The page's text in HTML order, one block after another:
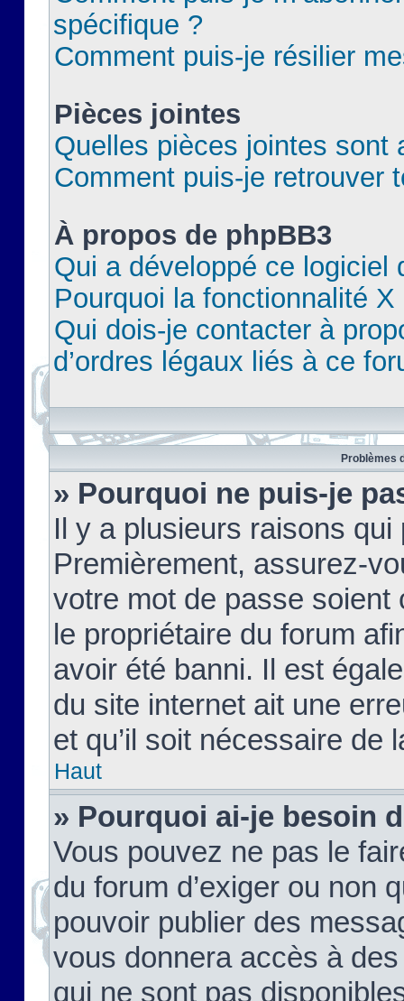
spécifique ?
Comment puis-je résilier
Pièces jointes
Quelles pièces jointes sont
Comment puis-je retrouver
À propos de phpBB3
Qui a développé ce logiciel
Pourquoi la fonctionnalité X
Qui dois-je contacter à
d’ordres légaux liés à ce
Problèmes
» Pourquoi ne puis-je
Il y a plusieurs raisons
Premièrement, assurez-
votre mot de passe soient
le propriétaire du forum
avoir été banni. Il est
du site internet ait une
et qu’il soit nécessaire de
Haut
» Pourquoi ai-je besoin
Vous pouvez ne pas le
du forum d’exiger ou non
pouvoir publier des
vous donnera accès à
qui ne sont pas